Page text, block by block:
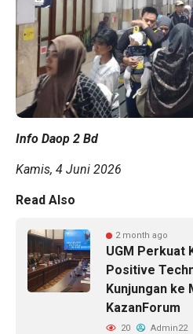
Info Daop 2 Bd
Kamis, 4 Juni 2026
Read Also
2 month ago
UGM Perkuat
Positive
Kunjungan ke
KazanForum
20 Admin22